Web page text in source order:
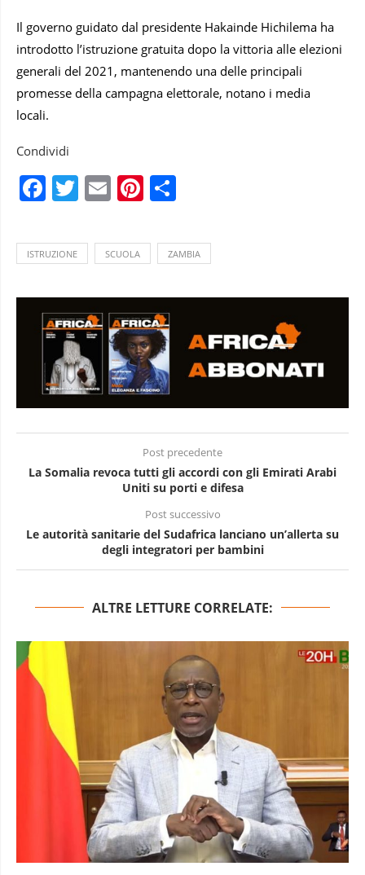
Il governo guidato dal presidente Hakainde Hichilema ha
introdotto l’istruzione gratuita dopo la vittoria alle elezioni
generali del 2021, mantenendo una delle principali
promesse della campagna elettorale, notano i media
locali.
Condividi
Facebook
Twitter
EmailPinterest
ISTRUZIONE SCUOLA ZAMBIA
Post precedente
La Somalia revoca tutti gli accordi con gli Emirati Arabi
Uniti su porti e difesa
Post successivo
Le autorità sanitarie del Sudafrica lanciano un’allerta su
degli integratori per bambini
ALTRE LETTURE CORRELATE: